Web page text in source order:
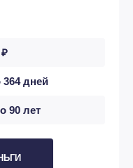
₽
364 дней
90 лет